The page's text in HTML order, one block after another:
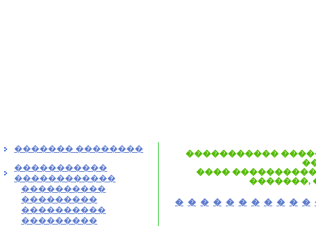
������� ��������
�����������
������������
����������
���������
����������
���������
�����������
����
�������,
� � � � � � � � � � �